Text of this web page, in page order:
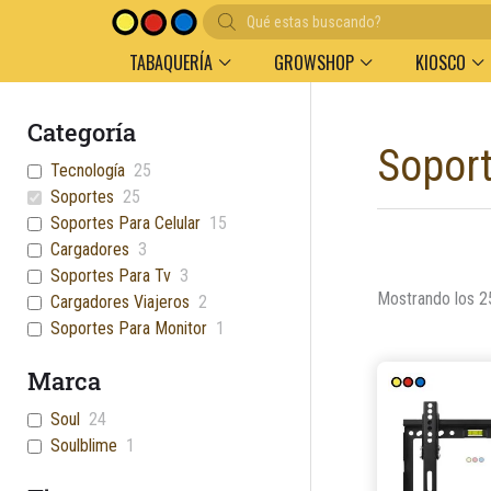
Búsqueda
de
productos
TABAQUERÍA GROWSHOP KIOSCO
Categoría
Tecnología 25
Soportes 25
Soportes Para Celular 15
Cargadores 3
Soportes Para Tv 3
Cargadores Viajeros 2
Soportes Para Monitor 1
Marca
Soul 24
Soulblime 1
Mostrando los